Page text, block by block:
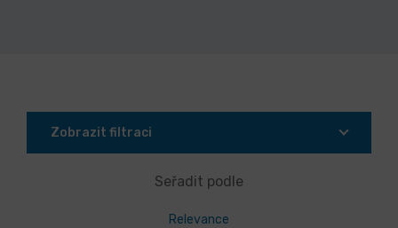
Zobrazit filtraci
Seřadit podle
Relevance